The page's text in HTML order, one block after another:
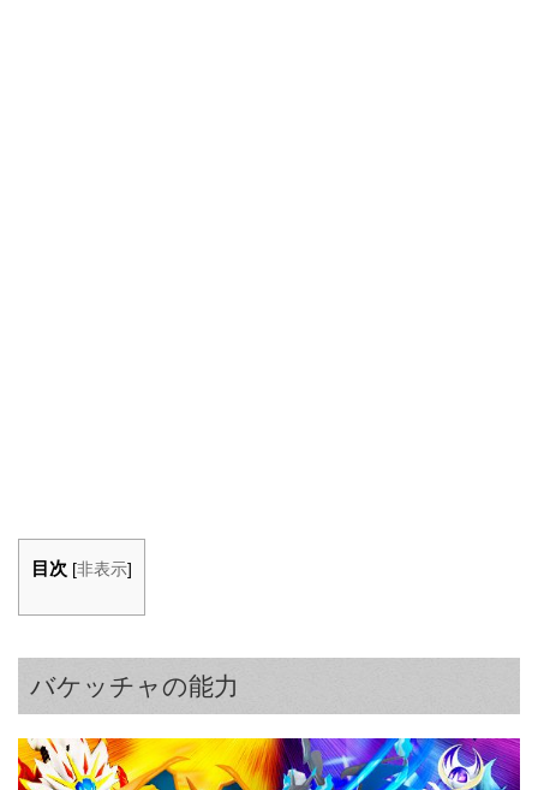
目次 [非表示]
バケッチャの能力